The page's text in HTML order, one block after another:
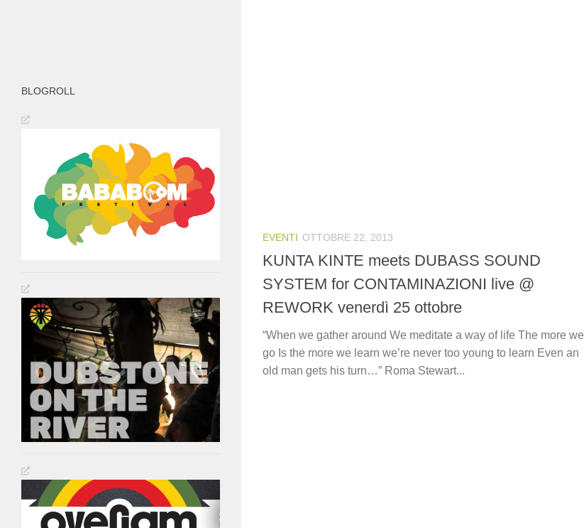
EVENTI OTTOBRE 22, 2013
KUNTA KINTE meets DUBASS SOUND
SYSTEM for CONTAMINAZIONI live @
REWORK venerdì 25 ottobre
“When we gather around We meditate a way of life The more we
go Is the more we learn we’re never too young to learn Even an
old man gets his turn…” Roma Stewart...
BLOGROLL